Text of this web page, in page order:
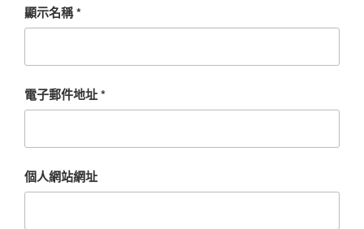
顯示名稱*
電子郵件地址*
個人網站網址